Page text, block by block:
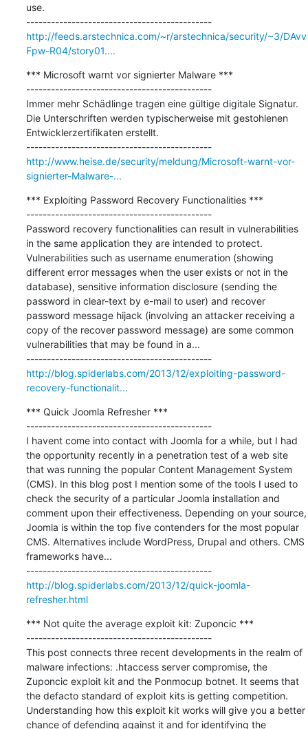
use.
---------------------------------------------
http://feeds.arstechnica.com/~r/arstechnica/security/~3/DAvv
Fpw-R04/story01....
*** Microsoft warnt vor signierter Malware ***
---------------------------------------------
Immer mehr Schädlinge tragen eine gültige digitale Signatur.
Die Unterschriften werden typischerweise mit gestohlenen
Entwicklerzertifikaten erstellt.
---------------------------------------------
http://www.heise.de/security/meldung/Microsoft-warnt-vor-
signierter-Malware-...
*** Exploiting Password Recovery Functionalities ***
---------------------------------------------
Password recovery functionalities can result in vulnerabilities
in the same application they are intended to protect.
Vulnerabilities such as username enumeration (showing
different error messages when the user exists or not in the
database), sensitive information disclosure (sending the
password in clear-text by e-mail to user) and recover
password message hijack (involving an attacker receiving a
copy of the recover password message) are some common
vulnerabilities that may be found in a...
---------------------------------------------
http://blog.spiderlabs.com/2013/12/exploiting-password-
recovery-functionalit...
*** Quick Joomla Refresher ***
---------------------------------------------
I havent come into contact with Joomla for a while, but I had
the opportunity recently in a penetration test of a web site
that was running the popular Content Management System
(CMS). In this blog post I mention some of the tools I used to
check the security of a particular Joomla installation and
comment upon their effectiveness. Depending on your source,
Joomla is within the top five contenders for the most popular
CMS. Alternatives include WordPress, Drupal and others. CMS
frameworks have...
---------------------------------------------
http://blog.spiderlabs.com/2013/12/quick-joomla-
refresher.html
*** Not quite the average exploit kit: Zuponcic ***
---------------------------------------------
This post connects three recent developments in the realm of
malware infections: .htaccess server compromise, the
Zuponcic exploit kit and the Ponmocup botnet. It seems that
the defacto standard of exploit kits is getting competition.
Understanding how this exploit kit works will give you a better
chance of defending against it and for identifying the